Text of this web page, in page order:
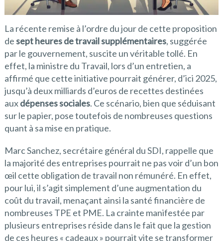
La récente remise à l’ordre du jour de cette proposition
desept heures de travail supplémentaires, suggérée
par le gouvernement, suscite un véritable tollé. En
effet, la ministre du Travail, lors d’un entretien, a
affirmé que cette initiative pourrait générer, d’ici 2025,
jusqu’à deux milliards d’euros de recettes destinées
auxdépenses sociales. Ce scénario, bien que séduisant
sur le papier, pose toutefois de nombreuses questions
quant à sa mise en pratique.
Marc Sanchez, secrétaire général du SDI, rappelle que
la majorité des entreprises pourrait ne pas voir d’un bon
œil cette obligation de travail non rémunéré. En effet,
pour lui, il s’agit simplement d’une augmentation du
coût du travail, menaçant ainsi la santé financière de
nombreuses TPE et PME. La crainte manifestée par
plusieurs entreprises réside dans le fait que la gestion
de ces heures « cadeaux » pourrait vite se transformer